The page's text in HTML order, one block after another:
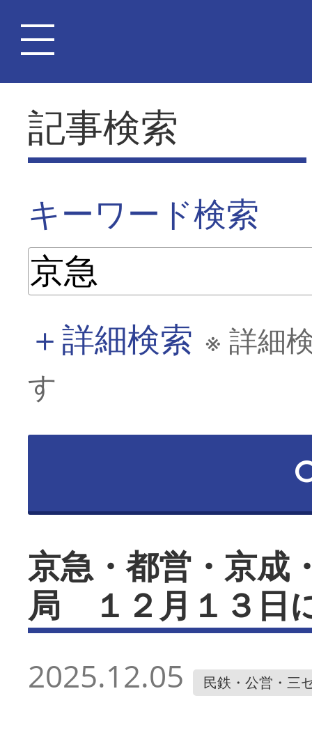
記事検索
キーワード検索
＋詳細検索 ※ 詳細
す
京急・都営・京成
局 １２月１３日
2025.12.05 民鉄・公営・三